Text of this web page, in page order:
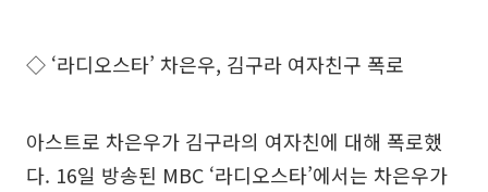
◇ ‘라디오스타’ 차은우, 김구라 여자친구 폭로
아스트로 차은우가 김구라의 여자친에 대해 폭로했
다. 16일 방송된 MBC ‘라디오스타’에서는 차은우가